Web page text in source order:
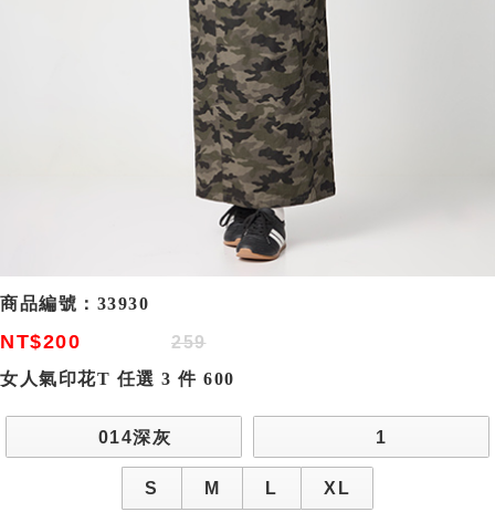
商品編號： 33930
NT$200
259
女人氣印花T 任選 3 件 600
014深灰 1
S M L XL